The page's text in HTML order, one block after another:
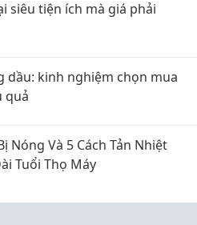
siêu tiện ích mà giá phải
dầu: kinh nghiệm chọn mua
quả
Nóng Và 5 Cách Tản Nhiệt
Tuổi Thọ Máy